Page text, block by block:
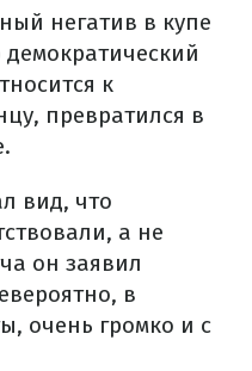
негатив в купе
к
превратился в
вид, что
а не
он заявил
в
очень громко и с